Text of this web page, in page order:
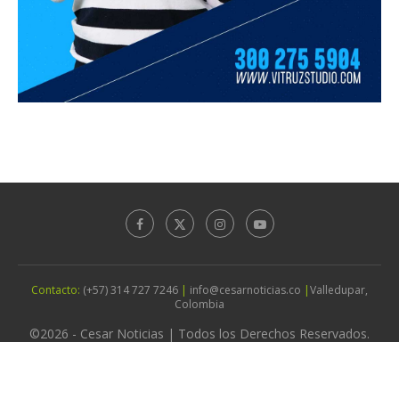
Contacto: (+57) 314 727 7246 | info@cesarnoticias.co |Valledupar,
Colombia
©2026 - Cesar Noticias | Todos los Derechos Reservados.